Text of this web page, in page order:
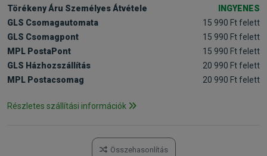
Törékeny Áru Személyes Átvétele
INGYENES
GLS Csomagautomata
15 990 Ft felett
GLS Csomagpont
15 990 Ft felett
MPL PostaPont
15 990 Ft felett
GLS Házhozszállítás
20 990 Ft felett
MPL Postacsomag
20 990 Ft felett
Részletes szállítási információk
Összehasonlítás